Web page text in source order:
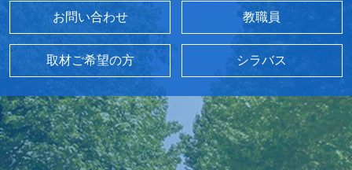
お問い合わせ 教職員
取材ご希望の方 シラバス